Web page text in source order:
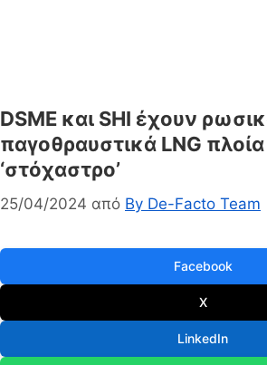
DSME και SHI έχουν
παγοθραυστικά LNG
‘στόχαστρο’
25/04/2024 από By De-Facto Team
Facebook
X
LinkedIn